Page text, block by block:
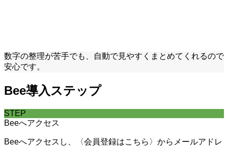
数字の整理が苦手でも、自動で見やすくまとめてくれるので
安心です。
Bee導入ステップ
STEP
Beeへアクセス
Beeへアクセスし、〈会員登録はこちら〉からメールアドレ